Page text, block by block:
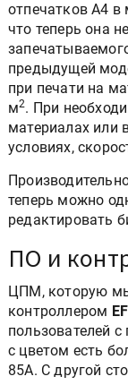
отпечатков А4 в
что теперь она
предыдущей
при печати на
м2. При
материалах или
условиях,
теперь можно
редактировать
ПО и
ЦПМ, которую
контроллером
пользователей
с цветом есть
85A. С другой